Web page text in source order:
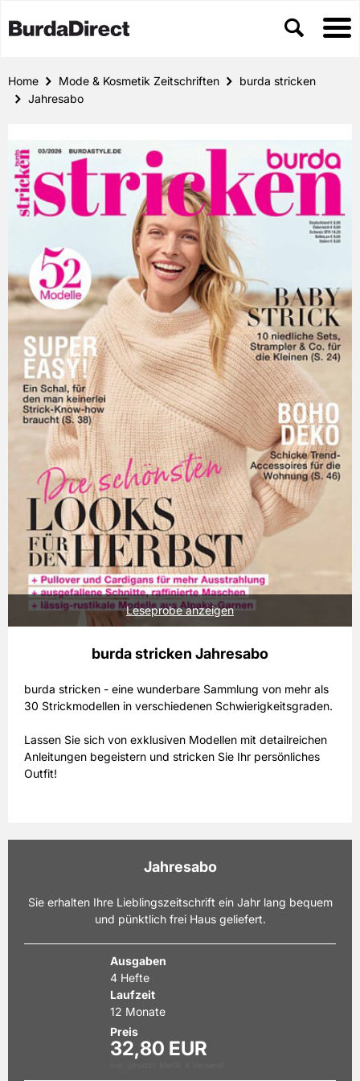
Home Mode & Kosmetik Zeitschriften
burda stricken
Jahresabo
Leseprobe anzeigen
burda stricken Jahresabo
burda stricken - eine wunderbare Sammlung von mehr als
30 Strickmodellen in verschiedenen Schwierigkeitsgraden.
Lassen Sie sich von exklusiven Modellen mit detailreichen
Anleitungen begeistern und stricken Sie Ihr persönliches
Outfit!
Jahresabo
Sie erhalten Ihre Lieblingszeitschrift ein Jahr lang bequem
und pünktlich frei Haus geliefert.
Ausgaben
4 Hefte
Laufzeit
12 Monate
Preis
32,80 EUR